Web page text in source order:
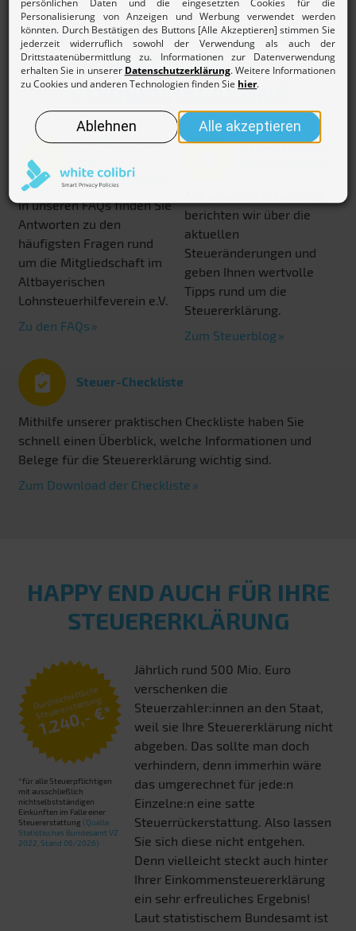
HILFREICHES RUND UM
BERATUNG &
STEUERERKLÄRUNG
Häufige Fragen
Mitgliedschaft
In unseren FAQs finden Sie
Antworten zu den
häufigsten Fragen rund
um die Mitgliedschaft im
Altbayerischen
Lohnsteuerhilfeverein e.V.
Zu den FAQs
Steuertipps &
berichten wir über die
aktuellen
Steueränderungen und
geben Ihnen wertvolle
Tipps rund um die
Steuererklärung.
Zum Steuerblog
Steuer-Checkliste
Mithilfe unserer praktischen Checkliste haben Sie
schnell einen Überblick, welche Informationen und
Belege für die Steuererklärung wichtig sind.
Zum Download der Checkliste
HAPPY END AUCH FÜR IHRE
STEUERERKLÄRUNG
Durchschnittliche
Steuererstattung:
1.240,- €*
*für alle Steuerpflichtigen
mit ausschließlich
nichtselbstständigen
Einkünften im Falle einer
Steuererstattung (Quelle:
Statistisches Bundesamt VZ
2022, Stand 06/2026)
Jährlich rund 500 Mio. Euro
verschenken die
Steuerzahler:innen an den Staat,
weil sie Ihre Steuererklärung nicht
abgeben. Das sollte man doch
verhindern, denn immerhin wäre
das umgerechnet für jede:n
Einzelne:n eine satte
Steuerrückerstattung. Also lassen
Sie sich diese nicht entgehen.
Denn vielleicht steckt auch hinter
Ihrer Einkommensteuererklärung
ein sehr erfreuliches Ergebnis!
Laut statistischem Bundesamt ist